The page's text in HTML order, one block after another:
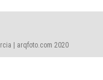
| arqfoto.com 2020